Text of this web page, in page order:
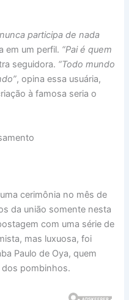
participa de nada
em um perfil. “Pai é quem
seguidora. “Todo mundo
, opina essa usuária,
à famosa seria o
cerimônia no mês de
da união somente nesta
com uma série de
mas luxuosa, foi
Paulo de Oya, quem
pombinhos.